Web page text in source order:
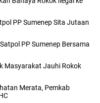
PP Sumenep Sita Jutaan
PP Sumenep Bersama
Masyarakat Jauhi Rokok
Merata, Pemkab